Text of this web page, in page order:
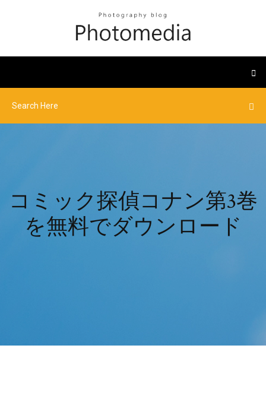
コミック探偵コナン第3巻
を無料でダウンロード